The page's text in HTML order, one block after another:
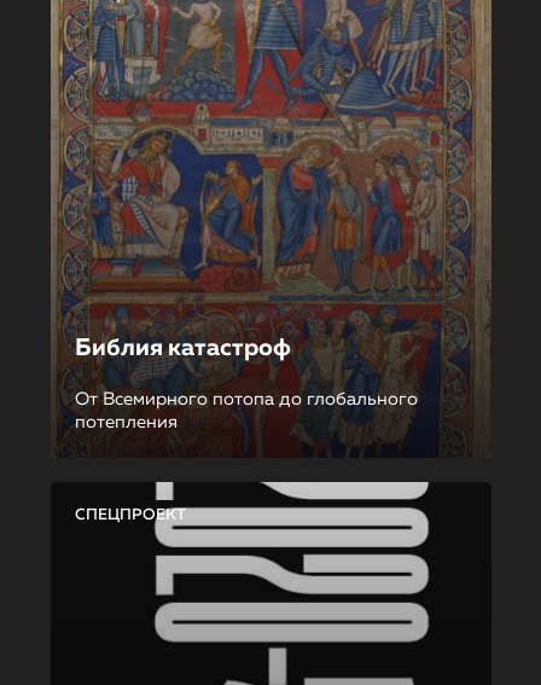
Библия катастроф
От Всемирного потопа до глобального
потепления
СПЕЦПРОЕКТ